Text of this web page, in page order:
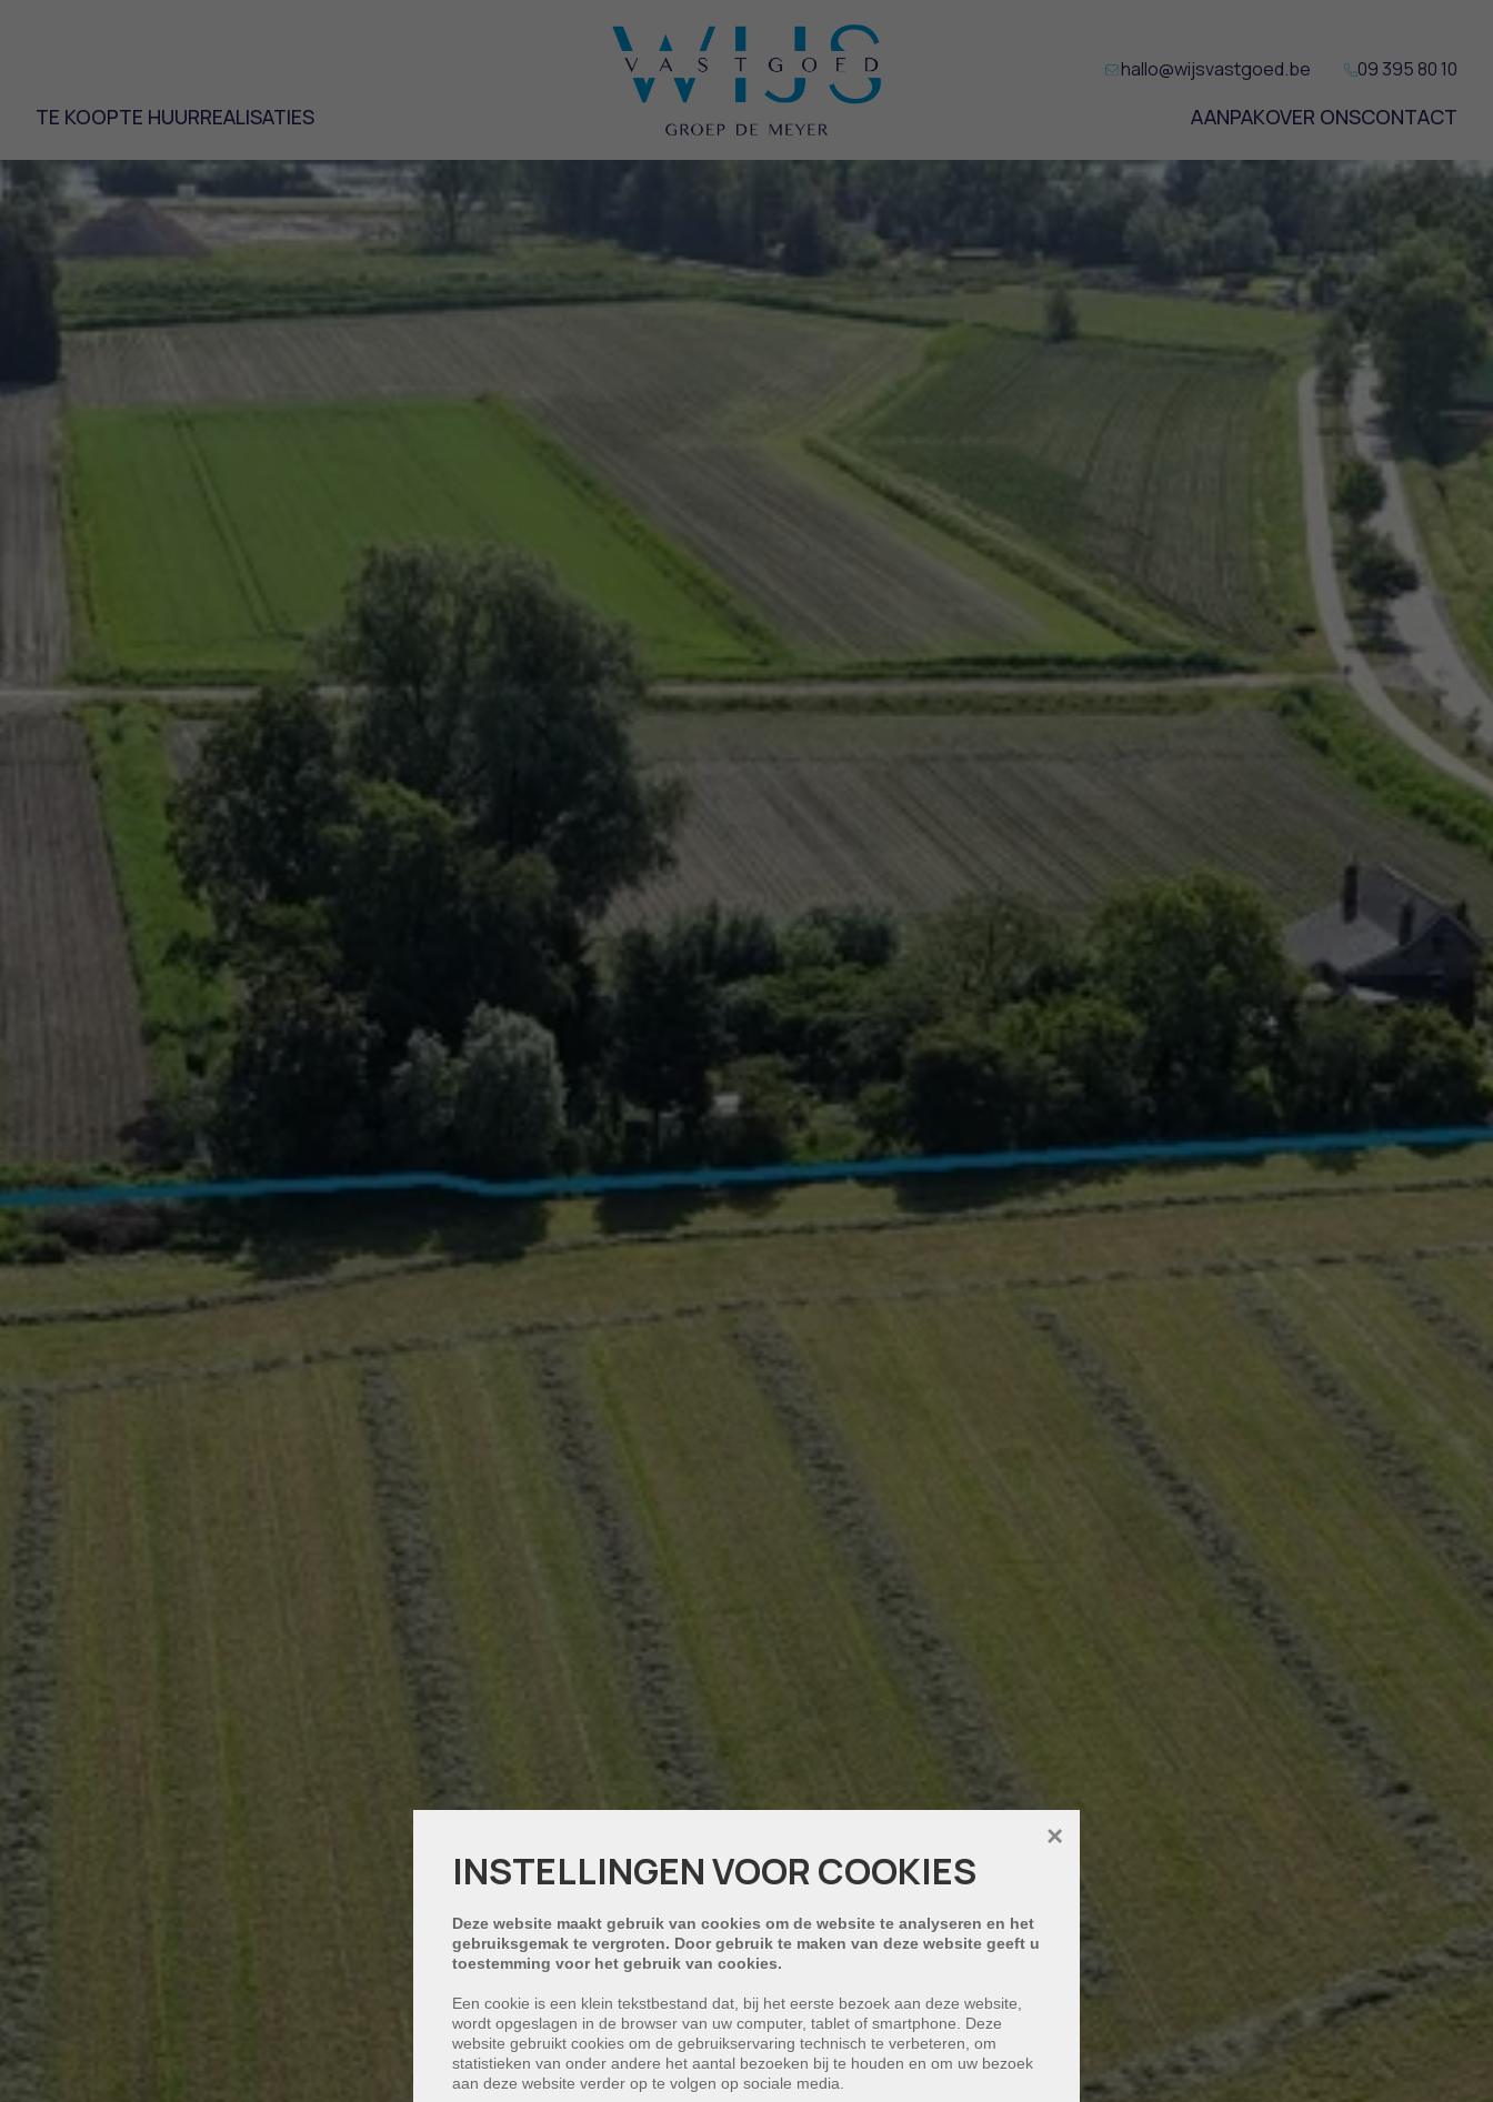
TE KOOPTE HUURREALISATIES AANPAKOVER ONSCONTACT
hallo@wijsvastgoed.be 09 395 80 10
INSTELLINGEN VOOR COOKIES
Deze website maakt gebruik van cookies om de website te analyseren en het
gebruiksgemak te vergroten. Door gebruik te maken van deze website geeft u
toestemming voor het gebruik van cookies.
Een cookie is een klein tekstbestand dat, bij het eerste bezoek aan deze website,
wordt opgeslagen in de browser van uw computer, tablet of smartphone. Deze
website gebruikt cookies om de gebruikservaring technisch te verbeteren, om
statistieken van onder andere het aantal bezoeken bij te houden en om uw bezoek
aan deze website verder op te volgen op sociale media.
×